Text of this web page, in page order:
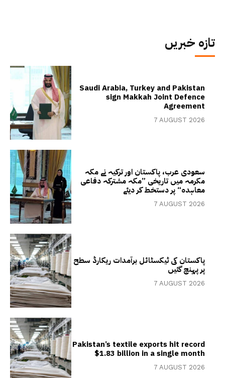
تازہ خبریں
Saudi Arabia, Turkey and Pakistan
sign Makkah Joint Defence
Agreement
7 AUGUST 2026
سعودی عرب، پاکستان اور ترکیہ نے مکہ
مکرمہ میں تاریخی ”مکہ مشترکہ دفاعی
معاہدہ“ پر دستخط کر دیئے
7 AUGUST 2026
پاکستان کی ٹیکسٹائل برآمدات ریکارڈ سطح
پر پہنچ گئیں
7 AUGUST 2026
Pakistan’s textile exports hit record
$1.83 billion in a single month
7 AUGUST 2026